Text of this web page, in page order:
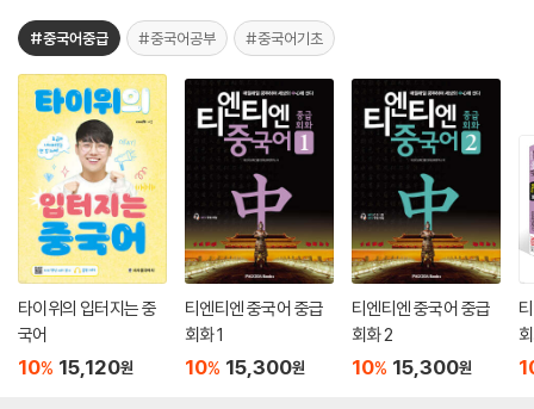
#중국어중급 #중국어공부 #중국어기초
타이위의 입터지는 중
국어
10% 15,120원
티엔티엔 중국어 중급
회화 1
10% 15,300원
티엔티엔 중국어 중급
회화 2
10% 15,300원